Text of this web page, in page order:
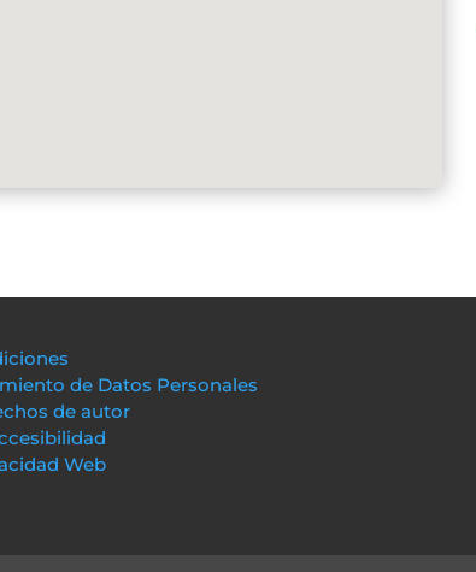
de Datos Personales
de autor
Web